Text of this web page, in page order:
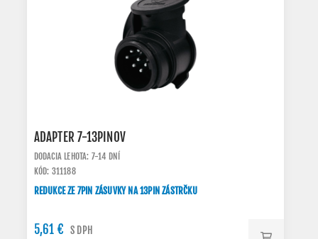
ADAPTER 7-13PINOV
DODACIA LEHOTA: 7-14 DNÍ
KÓD: 311188
REDUKCE ZE 7PIN ZÁSUVKY NA 13PIN ZÁSTRČKU
5,61 € S DPH